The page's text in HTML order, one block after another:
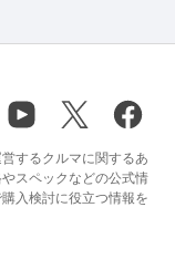
するクルマに関するあ
スペックなどの公式情
入検討に役立つ情報を